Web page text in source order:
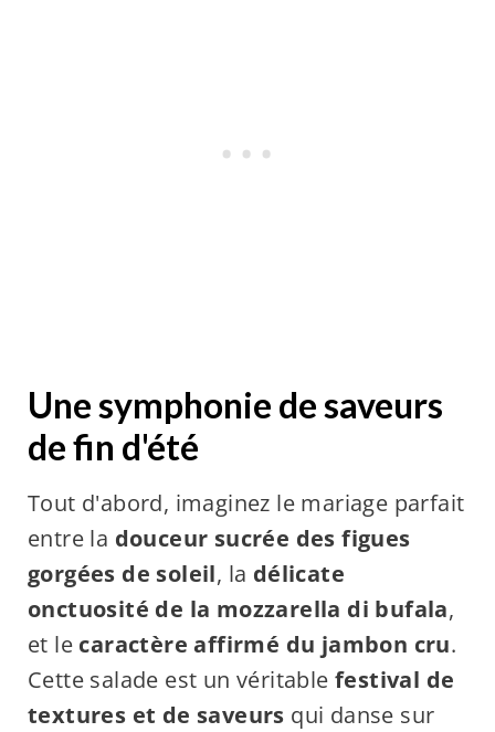
Une symphonie de saveurs
de fin d'été
Tout d'abord, imaginez le mariage parfait
entre la douceur sucrée des figues
gorgées de soleil, la délicate
onctuosité de la mozzarella di bufala,
et le caractère affirmé du jambon cru.
Cette salade est un véritable festival de
textures et de saveurs qui danse sur